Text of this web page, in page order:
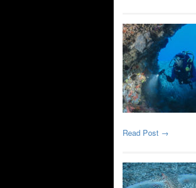
Read Post →